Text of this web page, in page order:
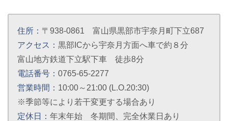
住所： 〒938-0861 富山県黒部市宇奈月町下立687
アクセス： 黒部ICから宇奈月方面へ車で約８分
富山地方鉄道下立駅下車 徒歩8分
電話番号： 0765-65-2277
営業時間： 10:00～21:00 (L.O.20:30)
※季節等により若干変更する場合あり
定休日： 年末年始 冬期間、完全休業日あり